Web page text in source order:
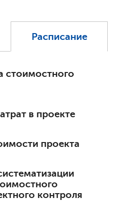
Расписание
в проекте
проекта
контроля